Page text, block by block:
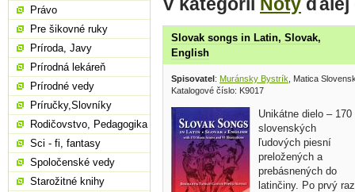
Slovak songs in Latin, Slovak,
English
Spisovatel: Muránsky Bystrík , Matica
Katalogové číslo: K9017
Unikátne dielo – 170
slovenských
ľudových piesní
preložených a
prebásnených do
latinčiny. Po prvý raz
Právo
Pre šikovné ruky
Príroda, Javy
Prírodná lekáreň
Prírodné vedy
Príručky,Slovníky
Rodičovstvo, Pedagogika
Sci - fi, fantasy
Spoločenské vedy
Starožitné knihy